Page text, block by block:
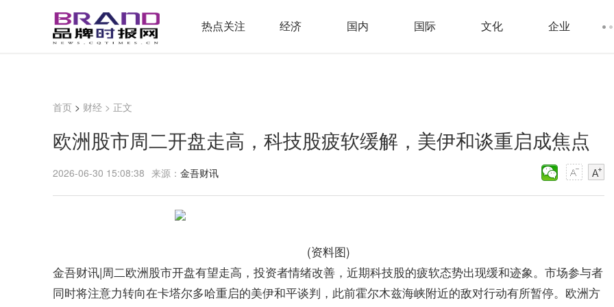
热点关注 经济 国内 国际 文化 企业
首页 > 财经 > 正文
欧洲股市周二开盘走高，科技股疲软缓解，美伊和谈重启成焦点
2026-06-30 15:08:38 来源： 金吾财讯
(资料图)
金吾财讯|周二欧洲股市开盘有望走高，投资者情绪改善，近期科技股的疲软态势出现缓和迹象。市场参与者
同时将注意力转向在卡塔尔多哈重启的美伊和平谈判，此前霍尔木兹海峡附近的敌对行动有所暂停。欧洲方